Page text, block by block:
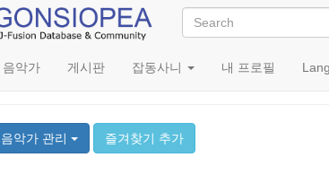
음악가 게시판 잡동사니 내 프로필
Masato Honda (本田雅人)
음악가 관리 즐겨찾기 추가